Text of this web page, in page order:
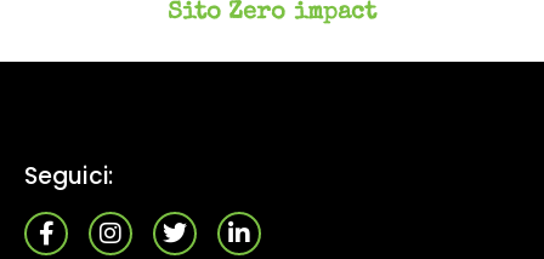
Sito Zero impact
Seguici: